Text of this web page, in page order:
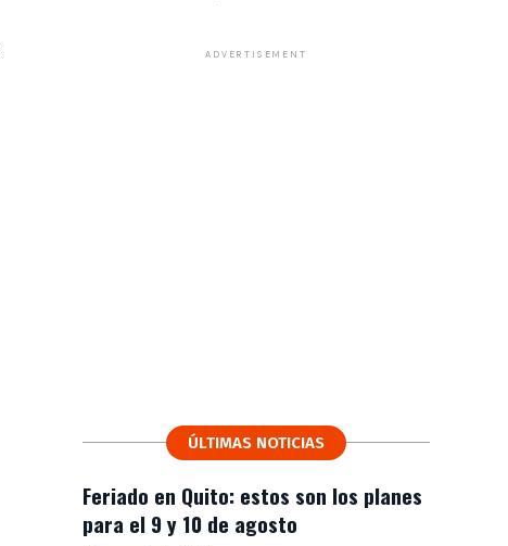
ADVERTISEMENT
ÚLTIMAS NOTICIAS
Feriado en Quito: estos son los planes
para el 9 y 10 de agosto